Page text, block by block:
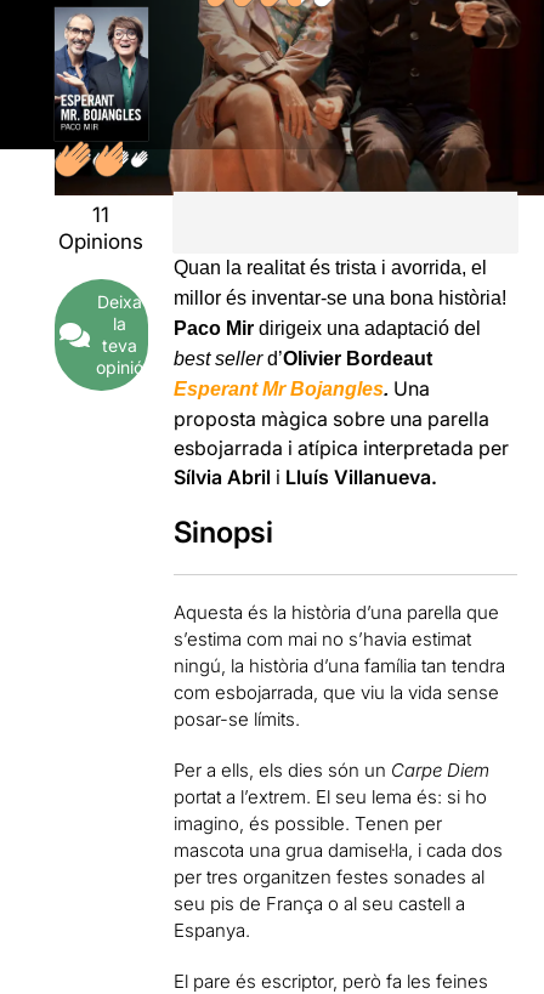
11
Opinions
Deixa
la
teva
opinió
Quan la realitat és trista i avorrida, el
millor és inventar-se una bona història!
Paco Mir dirigeix una adaptació del
best seller d’Olivier Bordeaut
Esperant Mr Bojangles. Una
proposta màgica sobre una parella
esbojarrada i atípica interpretada per
Sílvia Abril i Lluís Villanueva.
Sinopsi
Aquesta és la història d’una parella que
s’estima com mai no s’havia estimat
ningú, la història d’una família tan tendra
com esbojarrada, que viu la vida sense
posar-se límits.
Per a ells, els dies són un Carpe Diem
portat a l’extrem. El seu lema és: si ho
imagino, és possible. Tenen per
mascota una grua damisel·la, i cada dos
per tres organitzen festes sonades al
seu pis de França o al seu castell a
Espanya.
El pare és escriptor, però fa les feines